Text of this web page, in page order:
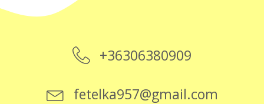
+36306380909
fetelka957@gmail.com